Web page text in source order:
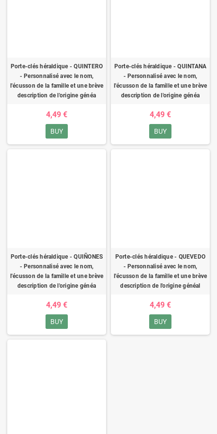
Porte-clés héraldique - QUINTERO
- Personnalisé avec le nom,
l'écusson de la famille et une brève
description de l'origine généa
4,49 €
BUY
Porte-clés héraldique - QUINTANA
- Personnalisé avec le nom,
l'écusson de la famille et une brève
description de l'origine généa
4,49 €
BUY
Porte-clés héraldique - QUIÑONES
- Personnalisé avec le nom,
l'écusson de la famille et une brève
description de l'origine généa
4,49 €
BUY
Porte-clés héraldique - QUEVEDO
- Personnalisé avec le nom,
l'écusson de la famille et une brève
description de l'origine généal
4,49 €
BUY